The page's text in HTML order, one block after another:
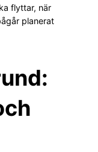
flyttar, när
planerat